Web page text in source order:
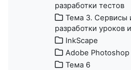
разработки тестов
Тема 3. Сервисы
разработки уроков
InkScape
Adobe Photoshop
Тема 6